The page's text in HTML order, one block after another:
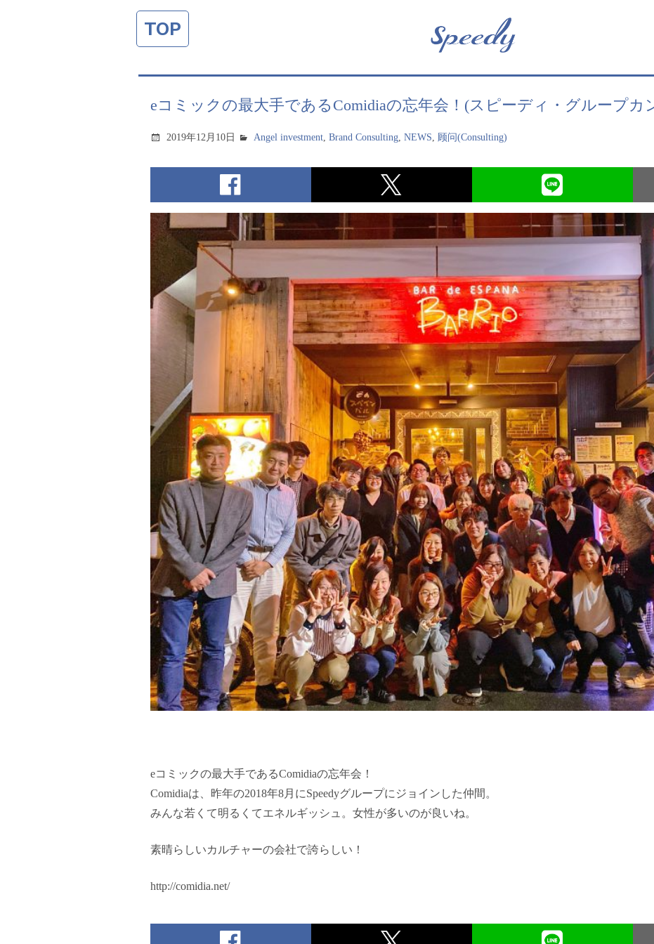
TOP
eコミックの最大手であるComidiaの忘年会！(スピーディ・グループカ
2019年12月10日 Angel investment,Brand Consulting,NEWS, 顾问(Consulting)
eコミックの最大手であるComidiaの忘年会！
Comidiaは、昨年の2018年8月にSpeedyグループにジョインした仲間。
みんな若くて明るくてエネルギッシュ。女性が多いのが良いね。
素晴らしいカルチャーの会社で誇らしい！
http://comidia.net/